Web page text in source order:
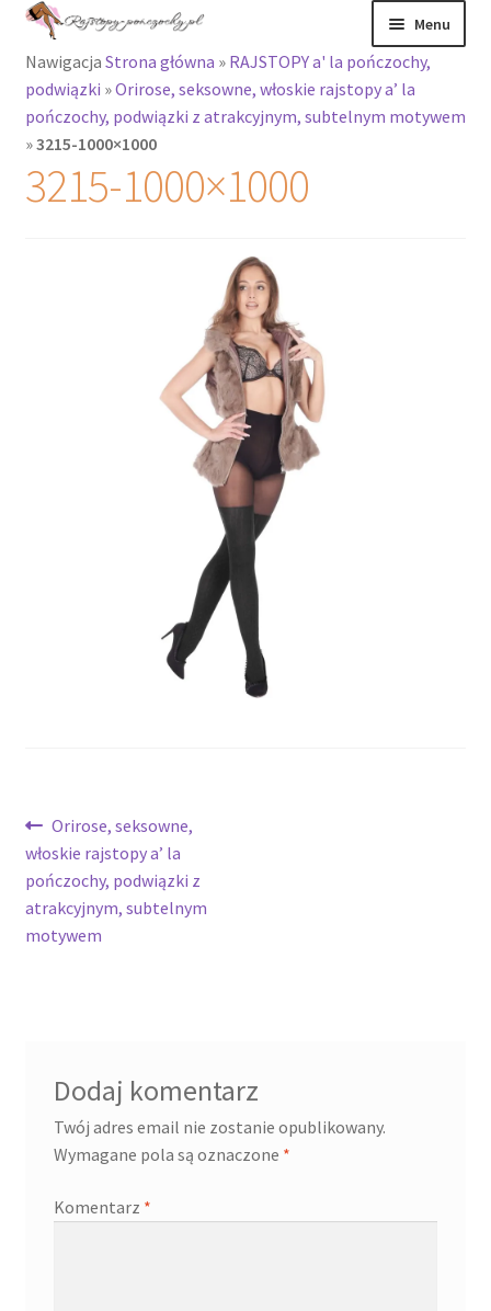
Przejdź
nawigacji
Przejdź
treści
Menu
Rajstopy
Rozwiń
menu
potomne
Rajstopy Orirose
Pończochy i
Nawigacja Strona główna » RAJSTOPY a' la pończochy,
podwiązki »Orirose, seksowne, włoskie rajstopy a’ la
pończochy, podwiązki z atrakcyjnym, subtelnym motywem
»3215-1000×1000
3215-1000×1000
Nawigacja
wpisu
Poprzedni
wpis:
Orirose, seksowne,
włoskie rajstopy a’ la
pończochy, podwiązki z
atrakcyjnym, subtelnym
motywem
Dodaj komentarz
Twój adres email nie zostanie opublikowany.
Wymagane pola są oznaczone *
Komentarz *